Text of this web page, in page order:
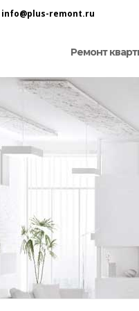
info@plus-remont.ru
Ремонт